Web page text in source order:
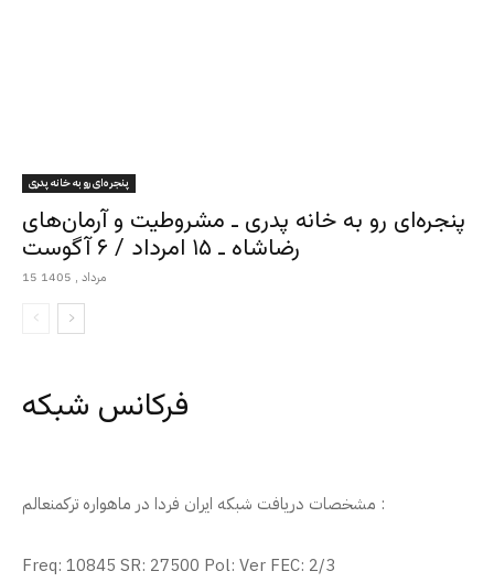
پنجره‌ای رو به خانه پدری
پنجره‌ای رو به خانه پدری ـ مشروطیت و آرمان‌های
رضاشاه ـ ۱۵ امرداد / ۶ آگوست
15 مرداد , 1405
فرکانس شبکه
مشخصات دریافت شبکه ایران فردا در ماهواره ترکمنعالم :
Freq: 10845 SR: 27500 Pol: Ver FEC: 2/3